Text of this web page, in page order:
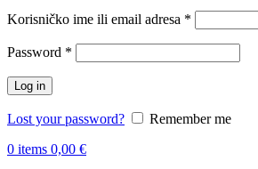
Korisničko ime ili email adresa *
Password *
Log in
Lost your password?
Remember me
0 items 0,00 €